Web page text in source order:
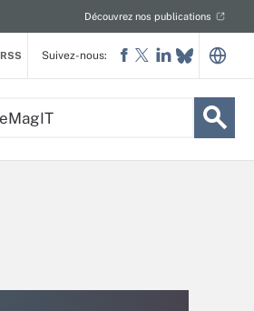
Découvrez nos publications
RSS Suivez-nous: